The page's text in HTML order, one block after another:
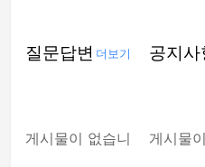
질문답변
게시물이 없습니
더보기 공지사
게시물